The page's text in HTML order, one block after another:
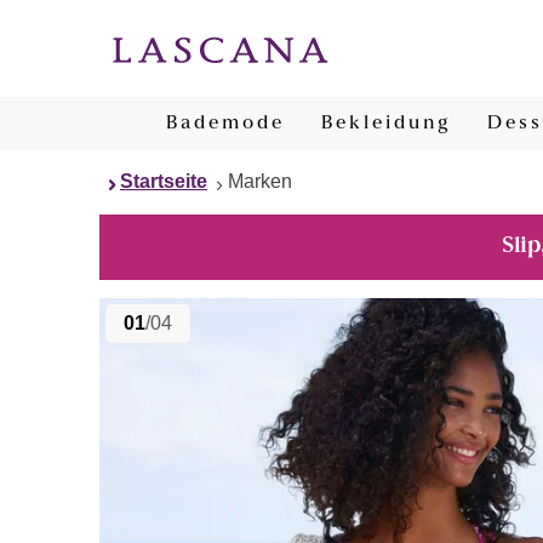
Bademode Bekleidung
Startseite Marken
01/04